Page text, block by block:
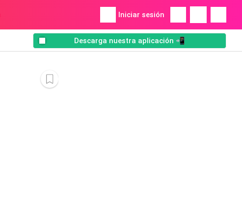
Iniciar sesión
Descarga nuestra aplicación 📲